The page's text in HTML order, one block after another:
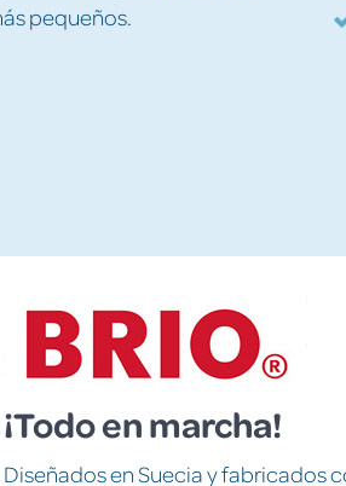
pequeños.
¡Todo en marcha!
Diseñados en Suecia y fabricados